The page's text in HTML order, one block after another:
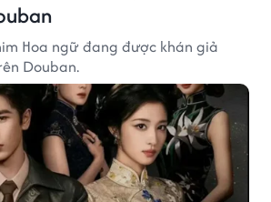
Hoa ngữ đang được khán giả
Douban.